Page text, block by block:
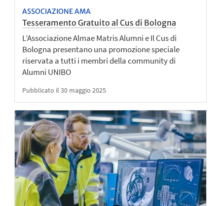
ASSOCIAZIONE AMA
Tesseramento Gratuito al Cus di Bologna
L’Associazione Almae Matris Alumni e Il Cus di
Bologna presentano una promozione speciale
riservata a tutti i membri della community di
Alumni UNIBO
Pubblicato il 30 maggio 2025